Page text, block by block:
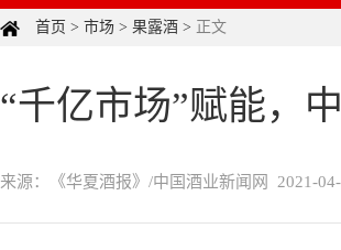
首页 > 市场 > 果露酒 > 正文
“千亿市场”赋能，
来源：《华夏酒报》/中国酒业新闻网 2021-